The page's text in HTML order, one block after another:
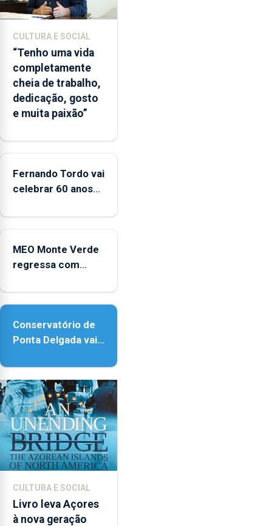
início
da
época
balnear
CULTURA E SOCIAL
“Tenho uma vida
completamente
cheia de trabalho,
dedicação, gosto
e muita paixão”
Fernando Tordo vai
celebrar 60 anos
Coliseu Micaelense
MEO Monte Verde
regressa com
acessibilidade
Conservatório de
Ponta Delgada vai
instrumentos
CULTURA E SOCIAL
Livro leva Açores
à nova geração